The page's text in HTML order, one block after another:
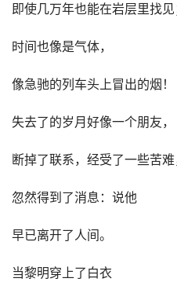
即使几万年也能在岩层里找见
时间也像是气体，
像急驰的列车头上冒出的烟！
失去了的岁月好像一个朋友，
断掉了联系，经受了一些苦难
忽然得到了消息：说他
早已离开了人间。
当黎明穿上了白衣